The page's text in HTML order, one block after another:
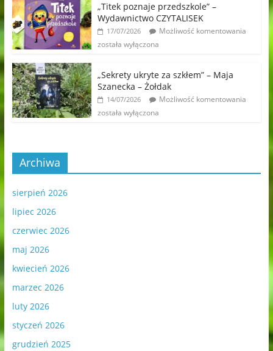
„Titek poznaje przedszkole” –
Wydawnictwo CZYTALISEK
17/07/2026
Możliwość komentowania
została wyłączona
„Sekrety ukryte za szkłem” – Maja
Szanecka – Żołdak
14/07/2026
Możliwość komentowania
została wyłączona
Archiwa
sierpień 2026
lipiec 2026
czerwiec 2026
maj 2026
kwiecień 2026
marzec 2026
luty 2026
styczeń 2026
grudzień 2025